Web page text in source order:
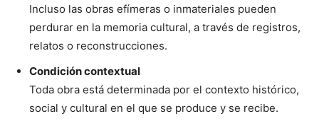
Incluso las obras efímeras o inmateriales pueden
perdurar en la memoria cultural, a través de registros,
relatos o reconstrucciones.
Condición contextual
Toda obra está determinada por el contexto histórico,
social y cultural en el que se produce y se recibe.